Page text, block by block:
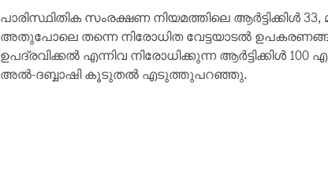
പാരിസ്ഥിതിക സംരക്ഷണ നിയമത്തിലെ ആർട്ടിക്കിൾ
അതുപോലെ തന്നെ നിരോധിത വേട്ടയാടൽ
ഉപദ്രവിക്കൽ എന്നിവ നിരോധിക്കുന്ന ആർട്ടിക്കിൾ 100
അൽ-ദബ്ബാഷി കൂടുതൽ എടുത്തുപറഞ്ഞു.